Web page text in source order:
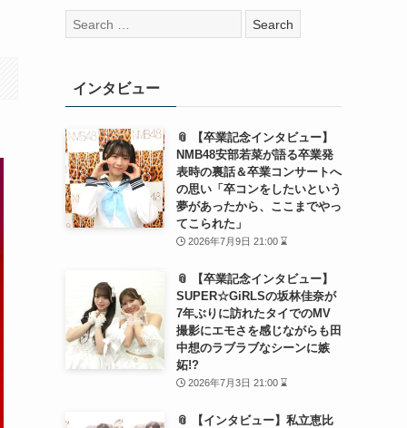
検
索:
インタビュー
📎 【卒業記念インタビュー】
NMB48安部若菜が語る卒業発
表時の裏話＆卒業コンサートへ
の思い「卒コンをしたいという
夢があったから、ここまでやっ
てこられた」
2026年7月9日 21:00 ⌛
📎 【卒業記念インタビュー】
SUPER☆GiRLSの坂林佳奈が
7年ぶりに訪れたタイでのMV
撮影にエモさを感じながらも田
中想のラブラブなシーンに嫉
妬!?
2026年7月3日 21:00 ⌛
📎 【インタビュー】私立恵比